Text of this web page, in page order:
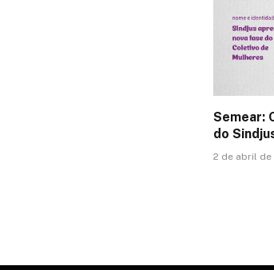
Semear:
do
2 de abril de